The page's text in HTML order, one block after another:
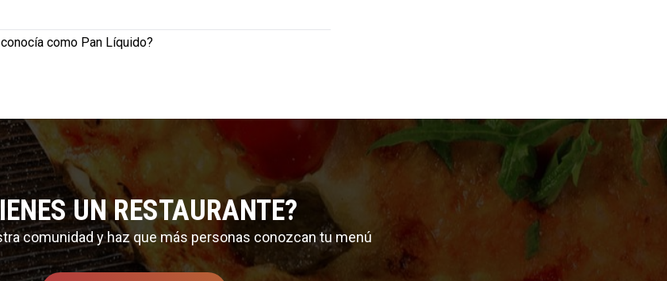
como Pan Líquido?
UN RESTAURANTE?
comunidad y haz que más personas conozcan tu menú